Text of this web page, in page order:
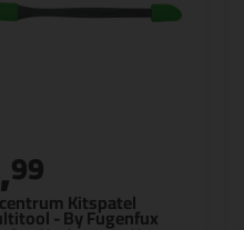
Kitspatel
- By Fugenfux
99